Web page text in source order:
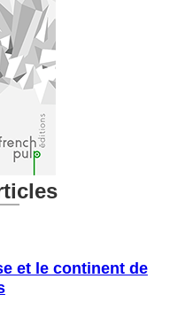
et le continent de